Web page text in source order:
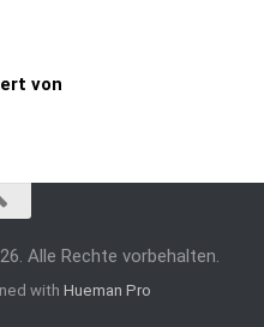
von
Alle Rechte vorbehalten.
withHueman Pro